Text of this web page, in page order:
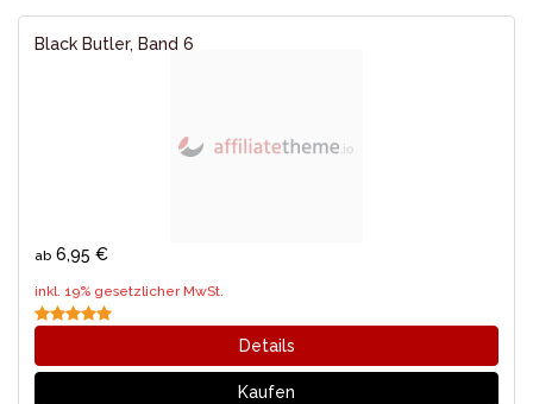
Black Butler, Band 6
ab 6,95 €
inkl. 19% gesetzlicher MwSt.
Details
Kaufen